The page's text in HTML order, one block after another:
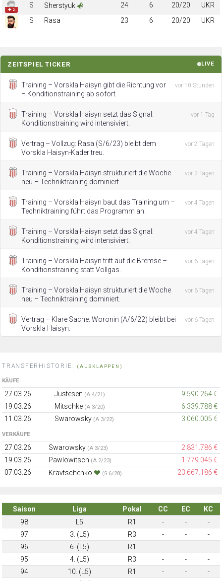
✚ 2
S Sherstyuk 24 6 20/20
UKR
S
Rasa 23 6 20/20 UKR
ZEITSPIEL TICKER LIVE
Training – Vorskla Haisyn gibt die Richtung vor
– Konditionstraining ab sofort.
vor 10 Stunden
Training – Vorskla Haisyn setzt das Signal:
Konditionstraining wird intensiviert.
vor 1 Tag
Vertrag – Vollzug: Rasa (S/6/23) bleibt dem
Vorskla Haisyn-Kader treu.
vor 2 Tagen
Training – Vorskla Haisyn strukturiert die Woche
neu – Techniktraining dominiert.
vor 3 Tagen
Training – Vorskla Haisyn baut das Training um –
Techniktraining führt das Programm an.
vor 4 Tagen
Training – Vorskla Haisyn setzt das Signal:
Konditionstraining wird intensiviert.
vor 4 Tagen
Training – Vorskla Haisyn tritt auf die Bremse –
Konditionstraining statt Vollgas.
vor 6 Tagen
Training – Vorskla Haisyn strukturiert die Woche
neu – Techniktraining dominiert.
vor 6 Tagen
Vertrag – Klare Sache: Woronin (A/6/22) bleibt bei
Vorskla Haisyn.
vor 6 Tagen
TRANSFERHISTORIE: (AUSKLAPPEN)
KÄUFE
27.03.26 Justesen (A 4/21)
9.590.264 €
19.03.26
Mitschke (A 3/20)
6.339.788 €
11.03.26
Swarowsky (A 3/22) 3.060.005 €
VERKÄUFE
27.03.26 Swarowsky (A 3/23)
2.831.786 €
19.03.26
Pawlowitsch (A 2/23)
1.779.045 €
07.03.26
Kravtschenko (S 6/28) 23.667.186 €
Saison Liga Pokal CC EC
KC
98
L5 R1 - -
-
97
3. (L5) R3 - -
-
96
6. (L5) R1 - -
-
95
4. (L5) R3 - -
-
94
10. (L5) R1 - -
-